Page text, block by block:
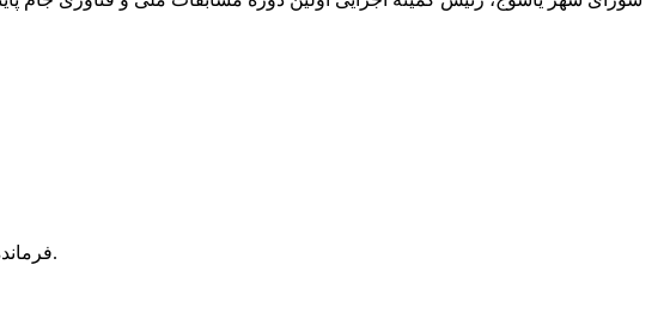
فرمانده انتظامي "ممسني" از آتش سوزي 200 هكتار از اراضي كشاورزي واقع در اطراف روستاي "فهلیان" آن شهرستان خبر داد.